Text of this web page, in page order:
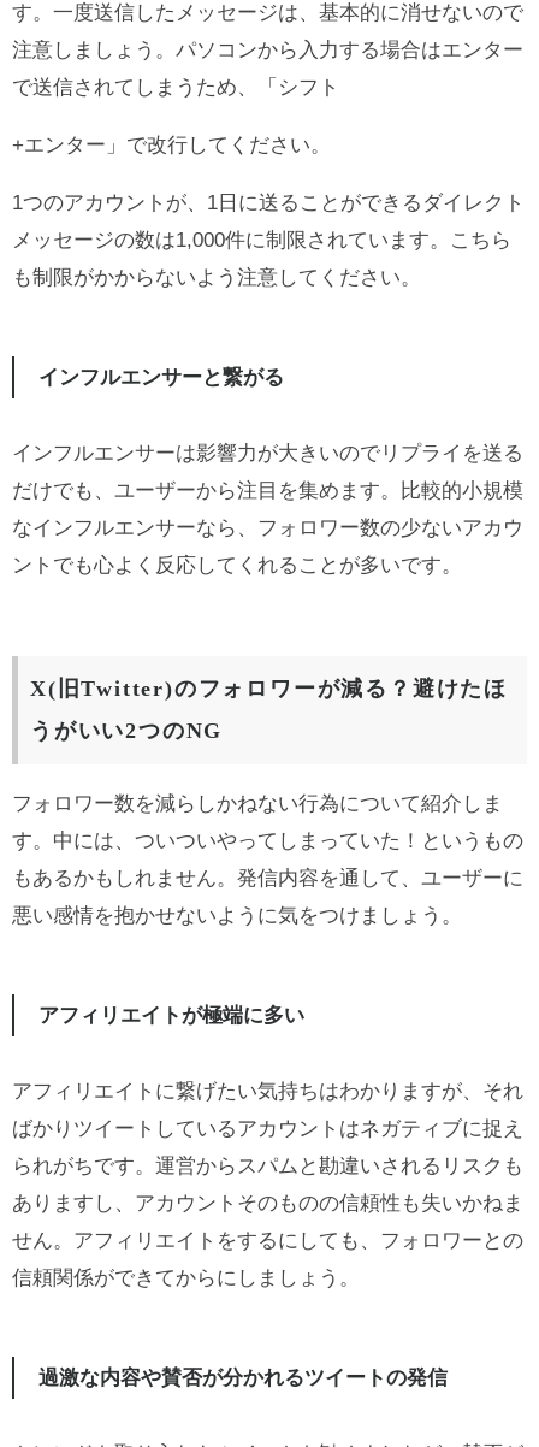
す。一度送信したメッセージは、基本的に消せないので
注意しましょう。パソコンから入力する場合はエンター
で送信されてしまうため、「シフト
+エンター」で改行してください。
1つのアカウントが、1日に送ることができるダイレクト
メッセージの数は1,000件に制限されています。こちら
も制限がかからないよう注意してください。
インフルエンサーと繋がる
インフルエンサーは影響力が大きいのでリプライを送る
だけでも、ユーザーから注目を集めます。比較的小規模
なインフルエンサーなら、フォロワー数の少ないアカウ
ントでも心よく反応してくれることが多いです。
X(旧Twitter)のフォロワーが減る？避けたほ
うがいい2つのNG
フォロワー数を減らしかねない行為について紹介しま
す。中には、ついついやってしまっていた！というもの
もあるかもしれません。発信内容を通して、ユーザーに
悪い感情を抱かせないように気をつけましょう。
アフィリエイトが極端に多い
アフィリエイトに繋げたい気持ちはわかりますが、それ
ばかりツイートしているアカウントはネガティブに捉え
られがちです。運営からスパムと勘違いされるリスクも
ありますし、アカウントそのものの信頼性も失いかねま
せん。アフィリエイトをするにしても、フォロワーとの
信頼関係ができてからにしましょう。
過激な内容や賛否が分かれるツイートの発信